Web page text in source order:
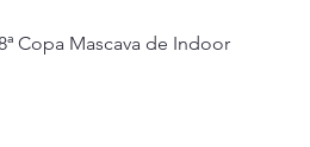
Copa Mascava de Indoor